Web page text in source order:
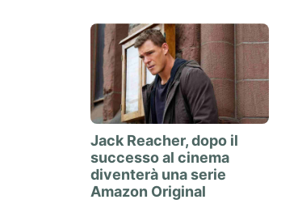
Jack Reacher, dopo il
successo al cinema
diventerà una serie
Amazon Original